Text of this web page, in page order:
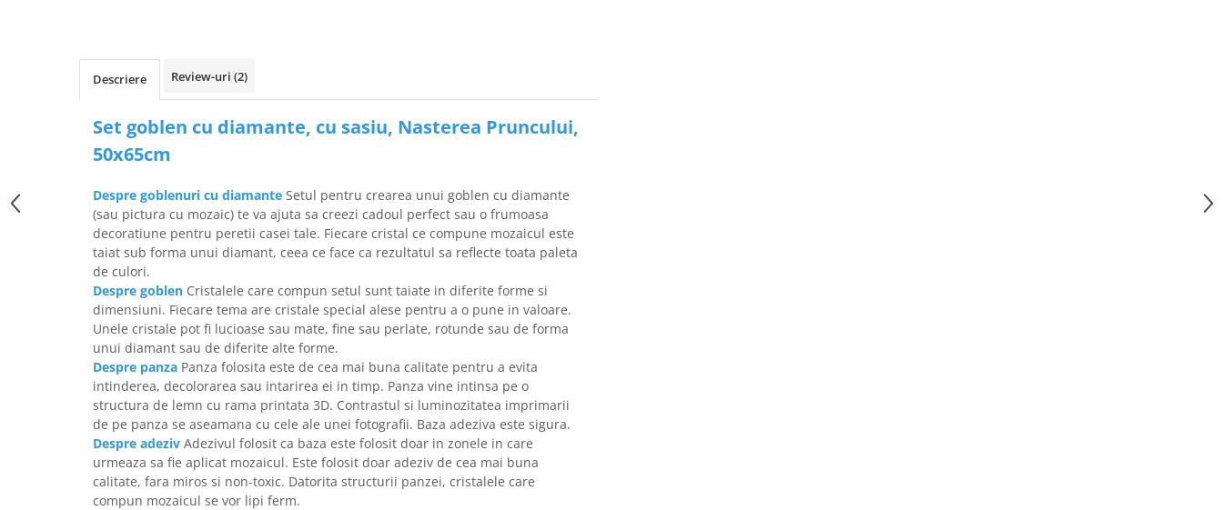
Descriere Review-uri (2)
Set goblen cu diamante, cu sasiu, Nasterea Pruncului,
50x65cm
Despre goblenuri cu diamante Setul pentru crearea unui goblen cu diamante
(sau pictura cu mozaic) te va ajuta sa creezi cadoul perfect sau o frumoasa
decoratiune pentru peretii casei tale. Fiecare cristal ce compune mozaicul este
taiat sub forma unui diamant, ceea ce face ca rezultatul sa reflecte toata paleta
de culori.
Despre goblen Cristalele care compun setul sunt taiate in diferite forme si
dimensiuni. Fiecare tema are cristale special alese pentru a o pune in valoare.
Unele cristale pot fi lucioase sau mate, fine sau perlate, rotunde sau de forma
unui diamant sau de diferite alte forme.
Despre panza Panza folosita este de cea mai buna calitate pentru a evita
intinderea, decolorarea sau intarirea ei in timp. Panza vine intinsa pe o
structura de lemn cu rama printata 3D. Contrastul si luminozitatea imprimarii
de pe panza se aseamana cu cele ale unei fotografii. Baza adeziva este sigura.
Despre adeziv Adezivul folosit ca baza este folosit doar in zonele in care
urmeaza sa fie aplicat mozaicul. Este folosit doar adeziv de cea mai buna
calitate, fara miros si non-toxic. Datorita structurii panzei, cristalele care
compun mozaicul se vor lipi ferm.